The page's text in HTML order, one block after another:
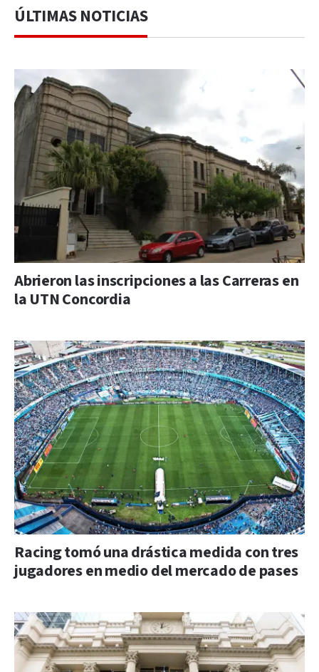
ÚLTIMAS NOTICIAS
Abrieron las inscripciones a las Carreras en
la UTN Concordia
Racing tomó una drástica medida con tres
jugadores en medio del mercado de pases